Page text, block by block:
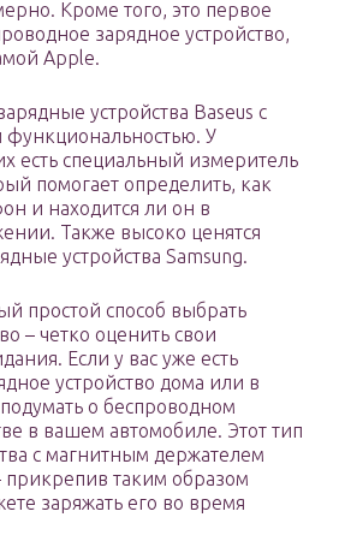
Кроме того, это первое
зарядное устройство,
Apple.
устройства Baseus с
функциональностью. У
есть специальный измеритель
помогает определить, как
и находится ли он в
Также высоко ценятся
устройства Samsung.
простой способ выбрать
– четко оценить свои
Если у вас уже есть
устройство дома или в
о беспроводном
в вашем автомобиле. Этот тип
с магнитным держателем
прикрепив таким образом
заряжать его во время